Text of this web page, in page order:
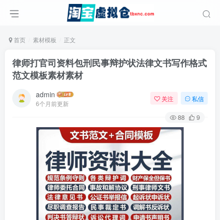
首页 素材模板 正文
律师打官司资料包刑民事辩护状法律文书写作格式
范文模板素材素材
admin
6个月前更新
关注 私信
88 9